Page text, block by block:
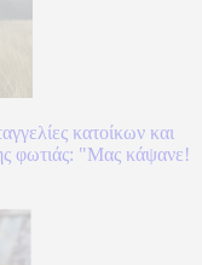
κατοίκων και
φωτιάς: "Μας κάψανε!